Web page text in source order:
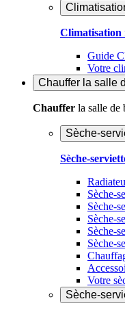
Climatisation
Guide
Votre
Chauffer la salle
Chauffer la salle de
Sèche-
Sèche-
Sèche-
Sèche-
Sèche-
Sèche-
Sèche-
Votre
Sèche-